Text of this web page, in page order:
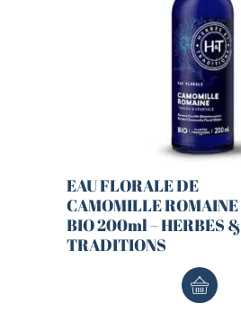
EAU FLORALE DE
CAMOMILLE ROMAINE
BIO 200ml – HERBES &
TRADITIONS